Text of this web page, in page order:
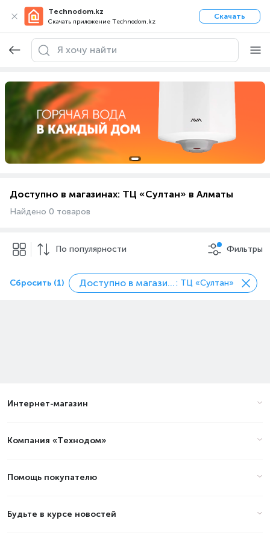
Technodom.kz
Скачать приложение Technodom.kz
Скачать
Доступно в магазинах: ТЦ «Султан» в Алматы
Найдено 0 товаров
По популярности Фильтры
Сбросить (1) Доступно в магазинах: ТЦ «Султан»
Интернет-магазин
Компания «Технодом»
Помощь покупателю
Будьте в курсе новостей